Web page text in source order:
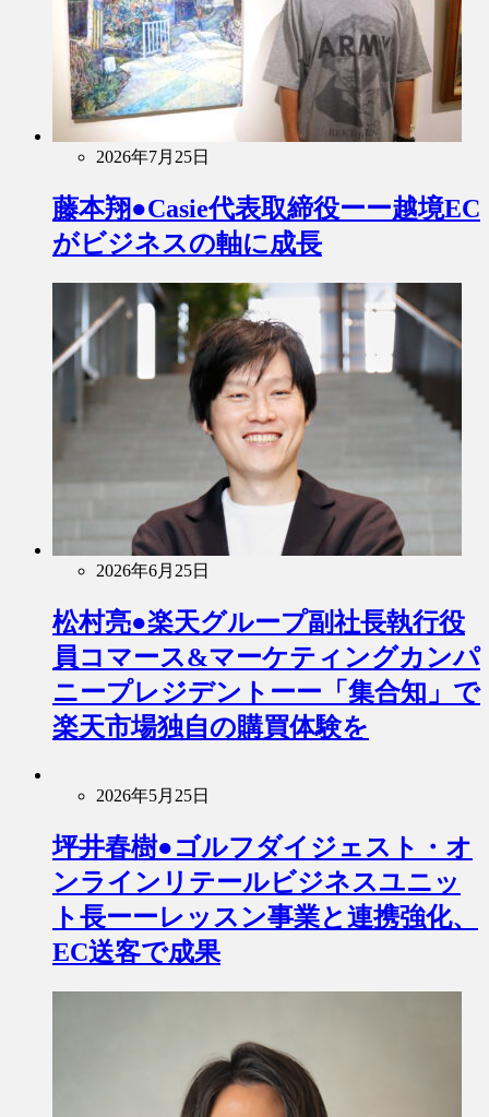
2026年7月25日
藤本翔●Casie代表取締役ーー越境EC
がビジネスの軸に成長
2026年6月25日
松村亮●楽天グループ副社長執行役
員コマース&マーケティングカンパ
ニープレジデントーー「集合知」で
楽天市場独自の購買体験を
2026年5月25日
坪井春樹●ゴルフダイジェスト・オ
ンラインリテールビジネスユニッ
ト長ーーレッスン事業と連携強化、
EC送客で成果